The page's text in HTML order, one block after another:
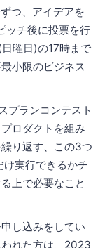
つ、アイデアを
ッチ後に投票を行
曜日)の17時まで
小限のビジネス
プランコンテスト
ロダクトを組み
り返す、この3つ
実行できるかチ
上で必要なこと
し込みをしてい
れた方は、2023